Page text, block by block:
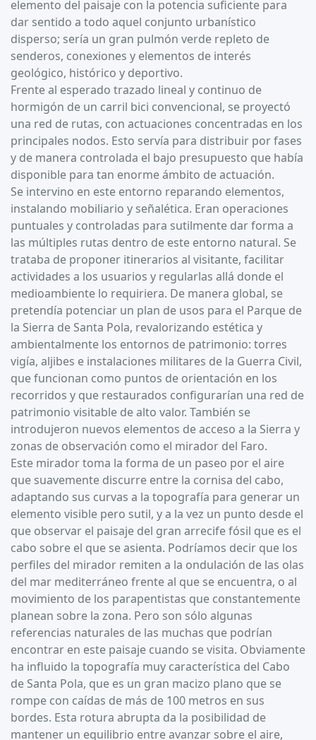
elemento del paisaje con la potencia suficiente para
dar sentido a todo aquel conjunto urbanístico
disperso; sería un gran pulmón verde repleto de
senderos, conexiones y elementos de interés
geológico, histórico y deportivo.
Frente al esperado trazado lineal y continuo de
hormigón de un carril bici convencional, se proyectó
una red de rutas, con actuaciones concentradas en los
principales nodos. Esto servía para distribuir por fases
y de manera controlada el bajo presupuesto que había
disponible para tan enorme ámbito de actuación.
Se intervino en este entorno reparando elementos,
instalando mobiliario y señalética. Eran operaciones
puntuales y controladas para sutilmente dar forma a
las múltiples rutas dentro de este entorno natural. Se
trataba de proponer itinerarios al visitante, facilitar
actividades a los usuarios y regularlas allá donde el
medioambiente lo requiriera. De manera global, se
pretendía potenciar un plan de usos para el Parque de
la Sierra de Santa Pola, revalorizando estética y
ambientalmente los entornos de patrimonio: torres
vigía, aljibes e instalaciones militares de la Guerra Civil,
que funcionan como puntos de orientación en los
recorridos y que restaurados configurarían una red de
patrimonio visitable de alto valor. También se
introdujeron nuevos elementos de acceso a la Sierra y
zonas de observación como el mirador del Faro.
Este mirador toma la forma de un paseo por el aire
que suavemente discurre entre la cornisa del cabo,
adaptando sus curvas a la topografía para generar un
elemento visible pero sutil, y a la vez un punto desde el
que observar el paisaje del gran arrecife fósil que es el
cabo sobre el que se asienta. Podríamos decir que los
perfiles del mirador remiten a la ondulación de las olas
del mar mediterráneo frente al que se encuentra, o al
movimiento de los parapentistas que constantemente
planean sobre la zona. Pero son sólo algunas
referencias naturales de las muchas que podrían
encontrar en este paisaje cuando se visita. Obviamente
ha influido la topografía muy característica del Cabo
de Santa Pola, que es un gran macizo plano que se
rompe con caídas de más de 100 metros en sus
bordes. Esta rotura abrupta da la posibilidad de
mantener un equilibrio entre avanzar sobre el aire,